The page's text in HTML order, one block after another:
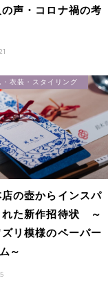
声・コロナ禍の考
・衣装・スタイリング
の壺からインスパ
れた新作招待状 ～
リ模様のペーパー
～